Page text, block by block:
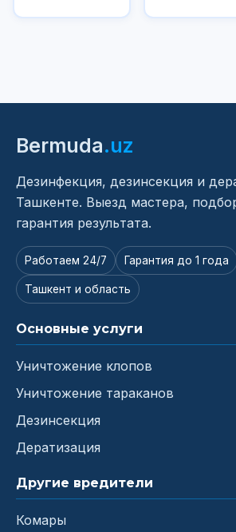
Bermuda.uz
Дезинфекция, дезинсекция и
Ташкенте. Выезд мастера,
гарантия результата.
Работаем 24/7 Гарантия до 1 года
Ташкент и область
Основные услуги
Уничтожение клопов
Уничтожение тараканов
Дезинсекция
Дератизация
Другие вредители
Комары